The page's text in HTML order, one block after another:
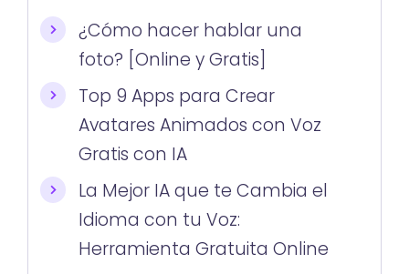
¿Cómo hacer hablar una
foto? [Online y Gratis]
Top 9 Apps para Crear
Avatares Animados con Voz
Gratis con IA
La Mejor IA que te Cambia el
Idioma con tu Voz:
Herramienta Gratuita Online